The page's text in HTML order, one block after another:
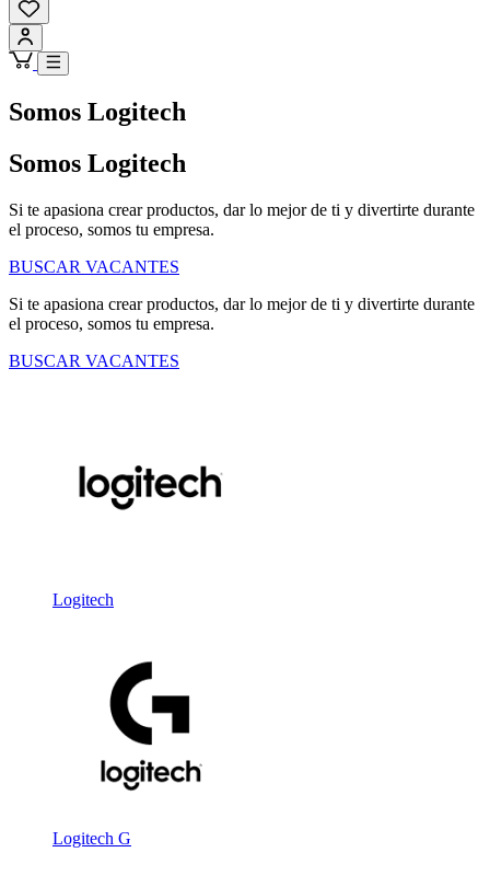
Somos Logitech
Somos Logitech
Si te apasiona crear productos, dar lo mejor de ti y divertirte durante
el proceso, somos tu empresa.
BUSCAR VACANTES
Si te apasiona crear productos, dar lo mejor de ti y divertirte durante
el proceso, somos tu empresa.
BUSCAR VACANTES
Logitech
Logitech G